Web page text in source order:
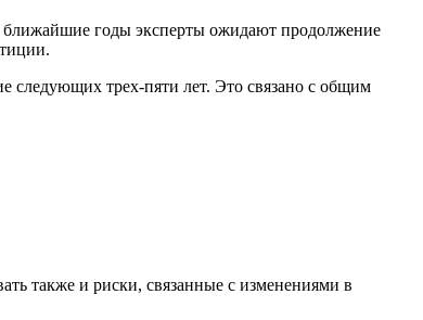
годы эксперты ожидают продолжение
следующих трех-пяти лет. Это связано с общим
также и риски, связанные с изменениями в